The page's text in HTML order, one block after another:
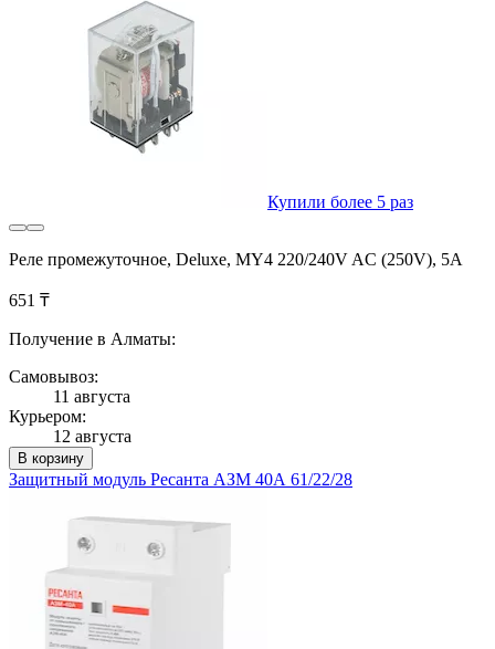
Купили более 5 раз
Реле промежуточное, Deluxe, MY4 220/240V AC (250V), 5А
651 ₸
Получение в Алматы:
Самовывоз:
11 августа
Курьером:
12 августа
В корзину
Защитный модуль Ресанта АЗМ 40А 61/22/28